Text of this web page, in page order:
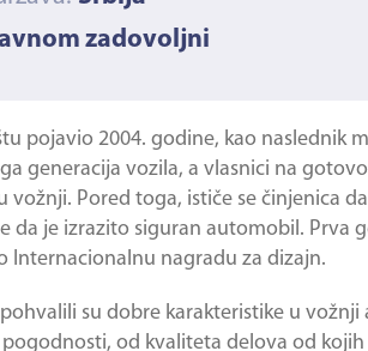
zadovoljni
pojavio 2004. godine, kao naslednik
generacija vozila, a vlasnici na
Pored toga, ističe se činjenica
da je izrazito siguran automobil. Prva
Internacionalnu nagradu za dizajn.
pohvalili su dobre karakteristike u vožnji
od kvaliteta delova od